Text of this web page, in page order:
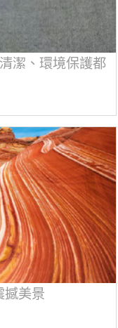
潔、環境保護都
撼美景